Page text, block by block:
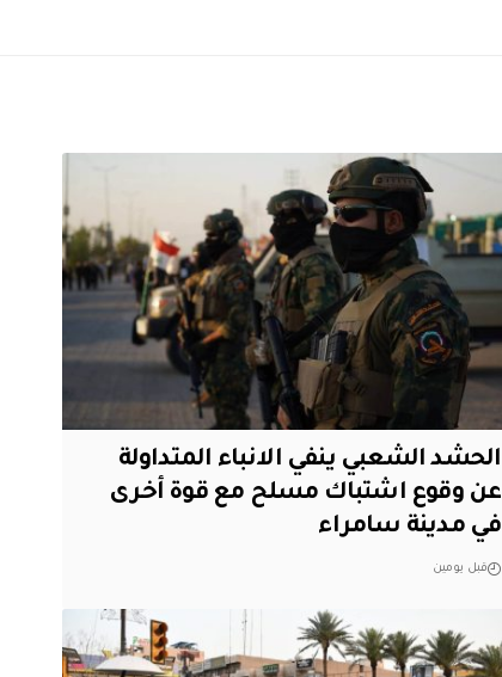
الحشد الشعبي ينفي الانباء المتداولة
عن وقوع اشتباك مسلح مع قوة أخرى
في مدينة سامراء
قبل يومين